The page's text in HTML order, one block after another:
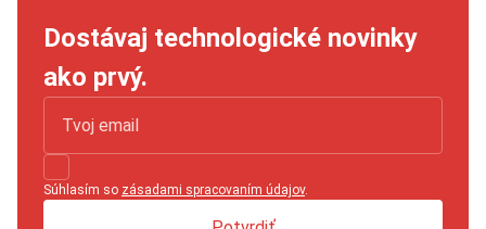
Dostávaj technologické novinky
ako prvý.
Súhlasím so zásadami spracovaním údajov.